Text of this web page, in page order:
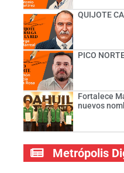
QUIJOTE
PICO
Fortalece
nuevos
Metrópolis